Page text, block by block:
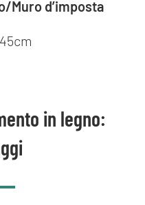
Muro d’imposta
in legno: